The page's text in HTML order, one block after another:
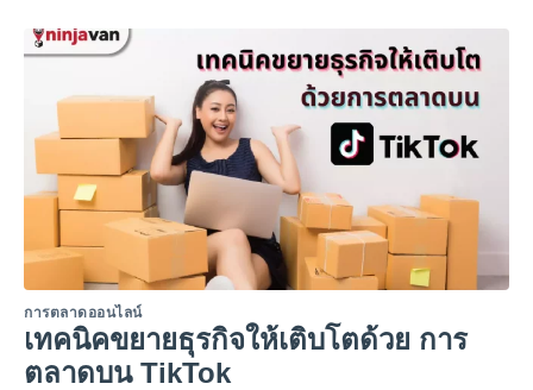
การตลาดออนไลน์
เทคนิคขยายธุรกิจให้เติบโตด้วย การ
ตลาดบน TikTok